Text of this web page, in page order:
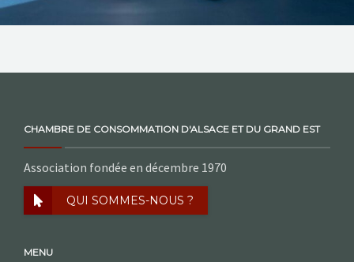
CHAMBRE DE CONSOMMATION D'ALSACE ET DU GRAND EST
Association fondée en décembre 1970
QUI SOMMES-NOUS ?
MENU